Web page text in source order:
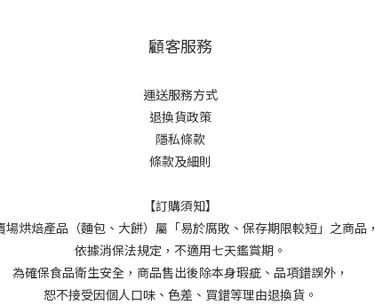
顧客服務
運送服務方式
退換貨政策
隱私條款
條款及細則
【訂購須知】
場烘焙產品（麵包、大餅）屬「易於腐敗、保存期限較短」之商品，
依據消保法規定，不適用七天鑑賞期。
為確保食品衛生安全，商品售出後除本身瑕疵、品項錯誤外，
恕不接受因個人口味、色差、買錯等理由退換貨。